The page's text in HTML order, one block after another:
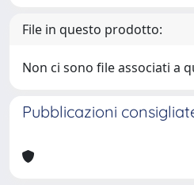
File in questo prodotto:
Non ci sono file associati a
Pubblicazioni